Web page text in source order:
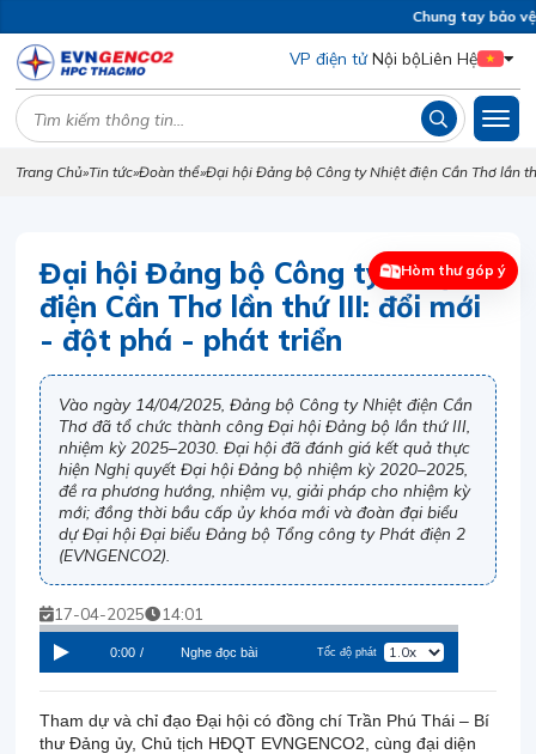
Chung tay bảo
VP điện tử Nội bộLiên Hệ
Trang Chủ»Tin tức»Đoàn thể»Đại hội Đảng bộ Công ty Nhiệt điện Cần Thơ lần
Đại hội Đảng bộ Công ty Nhiệt
điện Cần Thơ lần thứ III: đổi mới
- đột phá - phát triển
Vào ngày 14/04/2025, Đảng bộ Công ty Nhiệt điện Cần
Thơ đã tổ chức thành công Đại hội Đảng bộ lần thứ III,
nhiệm kỳ 2025–2030. Đại hội đã đánh giá kết quả thực
hiện Nghị quyết Đại hội Đảng bộ nhiệm kỳ 2020–2025,
đề ra phương hướng, nhiệm vụ, giải pháp cho nhiệm kỳ
mới; đồng thời bầu cấp ủy khóa mới và đoàn đại biểu
dự Đại hội Đại biểu Đảng bộ Tổng công ty Phát điện 2
(EVNGENCO2).
17-04-2025 14:01
0:00 / Nghe đọc bài Tốc độ phát
Tham dự và chỉ đạo Đại hội có đồng chí Trần Phú Thái – Bí
thư Đảng ủy, Chủ tịch HĐQT EVNGENCO2, cùng đại diện
Hòm thư góp ý